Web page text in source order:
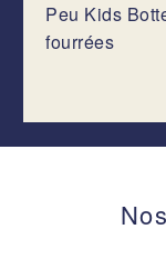
Peu Kids
fourrées